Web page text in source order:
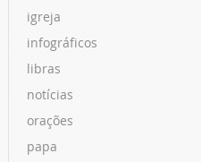
igreja
infográficos
libras
notícias
orações
papa